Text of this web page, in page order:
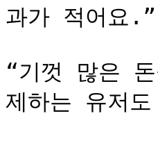
과가 적어요.”
“기껏 많은
제하는 유저